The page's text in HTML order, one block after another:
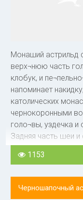
коли¬чествах. С
колючем
временных рек и в
строят на земле у
пучка травы, а
землей.
Монаший астрильд
верх¬нюю часть
клобук, и
напоминает
католических
чернокоронными
голо¬вы, уздечка и
Задняя часть шеи
пепельно-серые с
Надхвостье и
белые. Остальная
сероватая, на
1153
Черношапочный